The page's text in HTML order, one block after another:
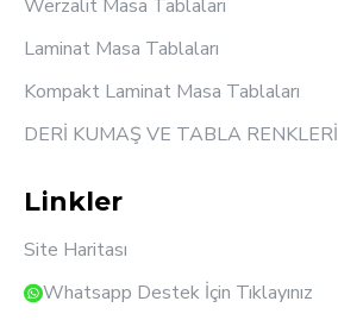
Werzalit Masa Tablaları
Laminat Masa Tablaları
Kompakt Laminat Masa Tablaları
DERİ KUMAŞ VE TABLA RENKLERİ
Linkler
Site Haritası
Whatsapp Destek İçin Tıklayınız